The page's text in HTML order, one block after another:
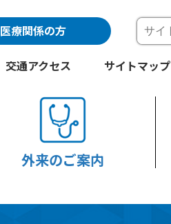
外来のご案内
交通アクセス サイトマップ
医療関係の方